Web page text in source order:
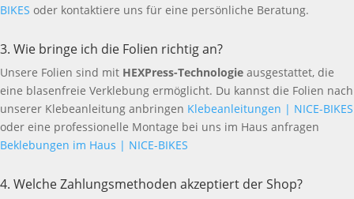
BIKES oder kontaktiere uns für eine persönliche Beratung.
3. Wie bringe ich die Folien richtig an?
Unsere Folien sind mit HEXPress-Technologie ausgestattet, die
eine blasenfreie Verklebung ermöglicht. Du kannst die Folien nach
unserer Klebeanleitung anbringen Klebeanleitungen | NICE-BIKES
oder eine professionelle Montage bei uns im Haus anfragen
Beklebungen im Haus | NICE-BIKES
4. Welche Zahlungsmethoden akzeptiert der Shop?